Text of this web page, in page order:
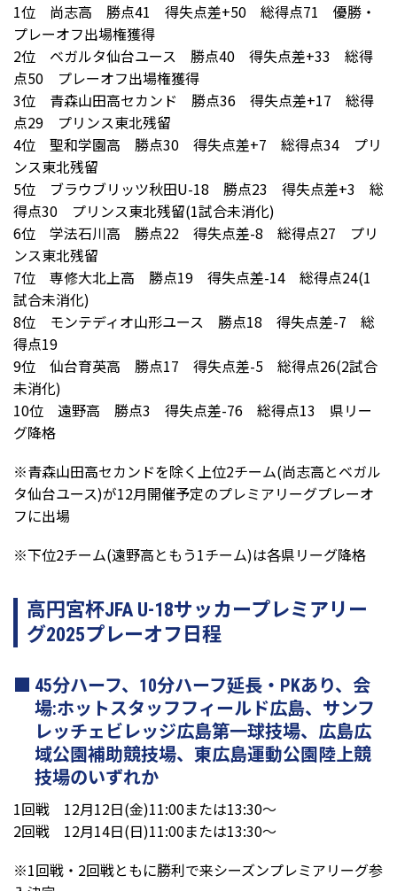
1位 尚志高 勝点41 得失点差+50 総得点71 優勝・
プレーオフ出場権獲得
2位 ベガルタ仙台ユース 勝点40 得失点差+33 総得
点50 プレーオフ出場権獲得
3位 青森山田高セカンド 勝点36 得失点差+17 総得
点29 プリンス東北残留
4位 聖和学園高 勝点30 得失点差+7 総得点34 プリ
ンス東北残留
5位 ブラウブリッツ秋田U-18 勝点23 得失点差+3 総
得点30 プリンス東北残留(1試合未消化)
6位 学法石川高 勝点22 得失点差-8 総得点27 プリ
ンス東北残留
7位 専修大北上高 勝点19 得失点差-14 総得点24(1
試合未消化)
8位 モンテディオ山形ユース 勝点18 得失点差-7 総
得点19
9位 仙台育英高 勝点17 得失点差-5 総得点26(2試合
未消化)
10位 遠野高 勝点3 得失点差-76 総得点13 県リー
グ降格
※青森山田高セカンドを除く上位2チーム(尚志高とベガル
タ仙台ユース)が12月開催予定のプレミアリーグプレーオ
フに出場
※下位2チーム(遠野高ともう1チーム)は各県リーグ降格
高円宮杯JFA U-18サッカープレミアリー
グ2025プレーオフ日程
45分ハーフ、10分ハーフ延長・PKあり、会
場:ホットスタッフフィールド広島、サンフ
レッチェビレッジ広島第一球技場、広島広
域公園補助競技場、東広島運動公園陸上競
技場のいずれか
1回戦 12月12日(金)11:00または13:30～
2回戦 12月14日(日)11:00または13:30～
※1回戦・2回戦ともに勝利で来シーズンプレミアリーグ参